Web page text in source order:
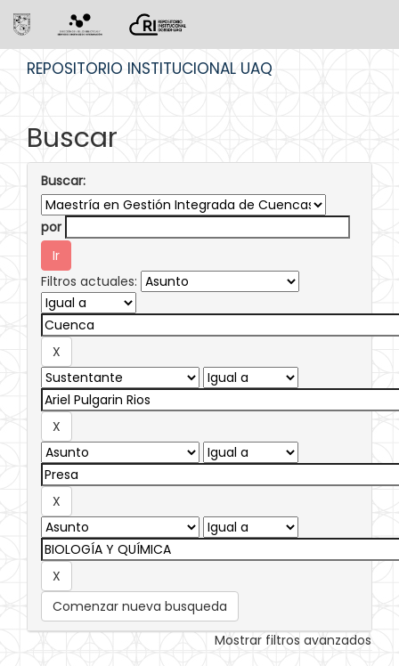
REPOSITORIO INSTITUCIONAL UAQ
Buscar
Buscar:
por
Filtros actuales:
Comenzar nueva busqueda
Mostrar filtros avanzados